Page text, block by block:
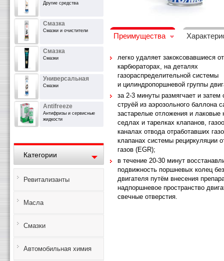
Другие средства
Смазка
Смазки и очистители
Смазка
Смазки
Универсальная
Смазки
Antifreeze
Антифризы и сервисные
жидкости
Категории
Ревитализанты
Масла
Смазки
Автомобильная химия
Преимущества
легко удаляет закоксовавшиеся
карбюраторах, на деталях
газораспределительной системы
и цилиндропоршневой группы
за 2-3 минуты размягчает и затем
струёй из аэрозольного баллона
застарелые отложения и лаковые
седлах и тарелках клапанов,
каналах отвода отработавших
клапанах системы рециркуляции
газов (EGR);
в течение 20-30 минут
подвижность поршневых колец
двигателя путём внесения
надпоршневое пространство
свечные отверстия.